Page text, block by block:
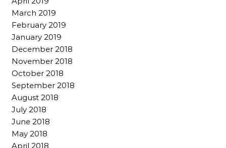
March 2019
February 2019
January 2019
December 2018
November 2018
October 2018
September 2018
August 2018
July 2018
June 2018
May 2018
April 2018